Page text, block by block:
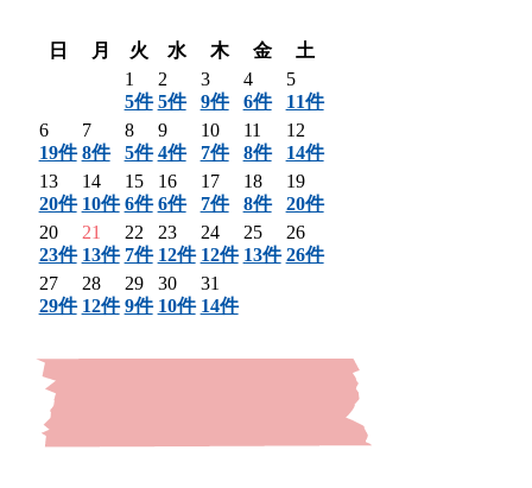
日
月 火 水 木 金
土
1
5件
2
5件
3
9件
4
6件
5
11件
6
19件
7
8件
8
5件
9
4件
10
7件
11
8件
12
14件
13
20件
14
10件
15
6件
16
6件
17
7件
18
8件
19
20件
20
23件
21
13件
22
7件
23
12件
24
12件
25
13件
26
26件
27
29件
28
12件
29
9件
30
10件
31
14件